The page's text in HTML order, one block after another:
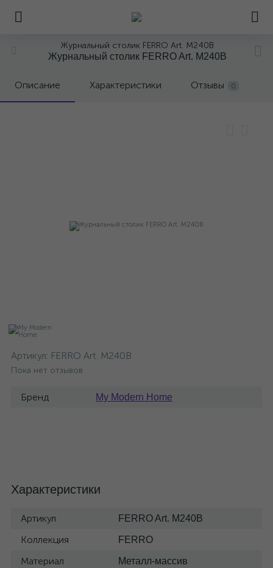
Журнальный столик FERRO Art. M240B
Журнальный столик FERRO Art. M240B
Описание Характеристики Отзывы 0
Артикул: FERRO Art. M240B
Пока нет отзывов
Бренд My Modern Home
Характеристики
Артикул FERRO Art. M240B
Коллекция FERRO
Материал Металл-массив